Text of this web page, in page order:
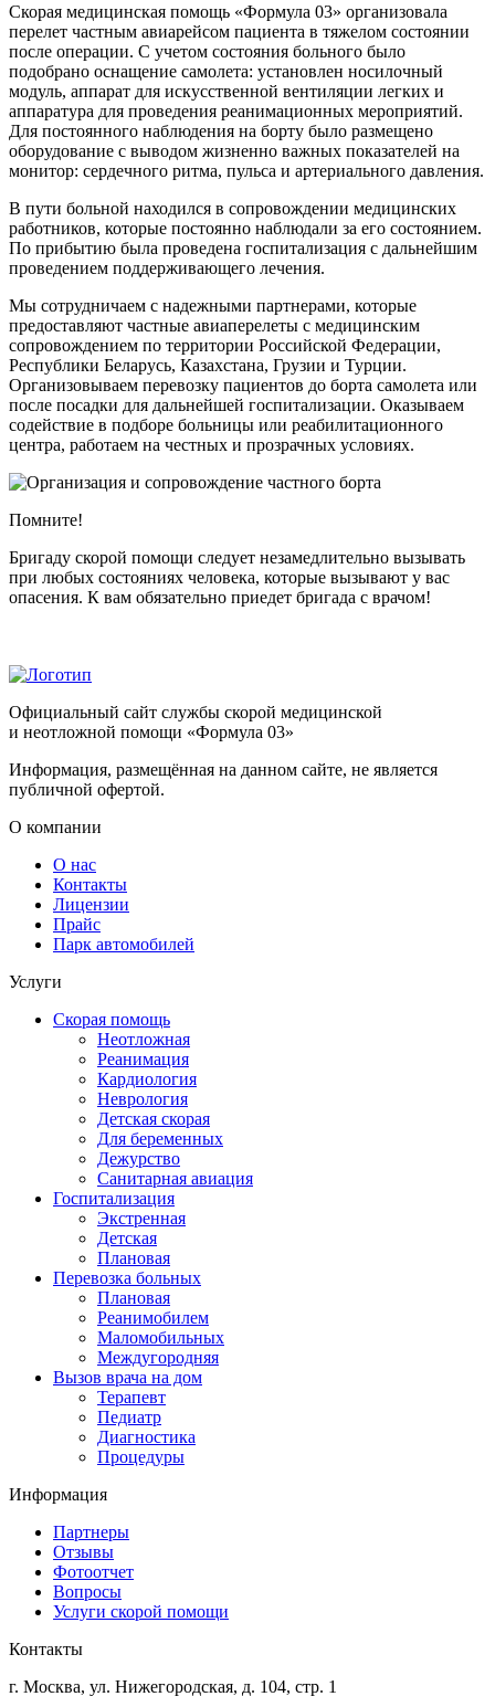
Скорая медицинская помощь «Формула 03» организовала
перелет частным авиарейсом пациента в тяжелом состоянии
после операции. С учетом состояния больного было
подобрано оснащение самолета: установлен носилочный
модуль, аппарат для искусственной вентиляции легких и
аппаратура для проведения реанимационных мероприятий.
Для постоянного наблюдения на борту было размещено
оборудование с выводом жизненно важных показателей на
монитор: сердечного ритма, пульса и артериального давления.
В пути больной находился в сопровождении медицинских
работников, которые постоянно наблюдали за его состоянием.
По прибытию была проведена госпитализация с дальнейшим
проведением поддерживающего лечения.
Мы сотрудничаем с надежными партнерами, которые
предоставляют частные авиаперелеты с медицинским
сопровождением по территории Российской Федерации,
Республики Беларусь, Казахстана, Грузии и Турции.
Организовываем перевозку пациентов до борта самолета или
после посадки для дальнейшей госпитализации. Оказываем
содействие в подборе больницы или реабилитационного
центра, работаем на честных и прозрачных условиях.
Помните!
Бригаду скорой помощи следует незамедлительно вызывать
при любых состояниях человека, которые вызывают у вас
опасения. К вам обязательно приедет бригада с врачом!
Официальный сайт службы скорой медицинской
и неотложной помощи «Формула 03»
Информация, размещённая на данном сайте, не является
публичной офертой.
О компании
О нас
Контакты
Лицензии
Прайс
Парк автомобилей
Услуги
Скорая помощь
Неотложная
Реанимация
Кардиология
Неврология
Детская скорая
Для беременных
Дежурство
Санитарная авиация
Госпитализация
Экстренная
Детская
Плановая
Перевозка больных
Плановая
Реанимобилем
Маломобильных
Междугородняя
Вызов врача на дом
Терапевт
Педиатр
Диагностика
Процедуры
Информация
Партнеры
Отзывы
Фотоотчет
Вопросы
Услуги скорой помощи
Контакты
г. Москва, ул. Нижегородская, д. 104, стр. 1